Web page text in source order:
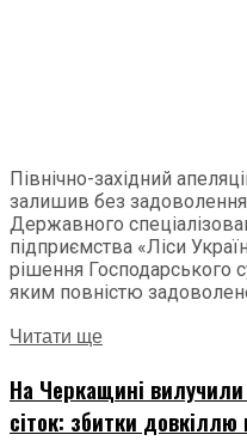
Північно-західний
залишив без задоволення
Державного
підприємства «Ліси
рішення Господарського
яким повністю
Читати ще
На Черкащині
сіток: збитки